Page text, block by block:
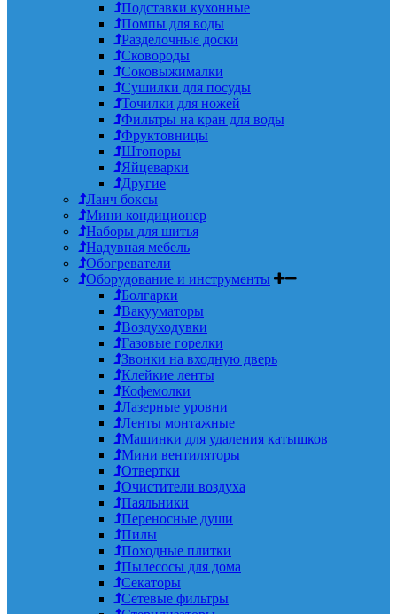
Подставки кухонные
Помпы для воды
Разделочные доски
Сковороды
Соковыжималки
Сушилки для посуды
Точилки для ножей
Фильтры на кран для воды
Фруктовницы
Штопоры
Яйцеварки
Другие
Ланч боксы
Мини кондиционер
Наборы для шитья
Надувная мебель
Обогреватели
Оборудование и инструменты
Болгарки
Вакууматоры
Воздуходувки
Газовые горелки
Звонки на входную дверь
Клейкие ленты
Кофемолки
Лазерные уровни
Ленты монтажные
Машинки для удаления катышков
Мини вентиляторы
Отвертки
Очистители воздуха
Паяльники
Переносные души
Пилы
Походные плитки
Пылесосы для дома
Секаторы
Сетевые фильтры